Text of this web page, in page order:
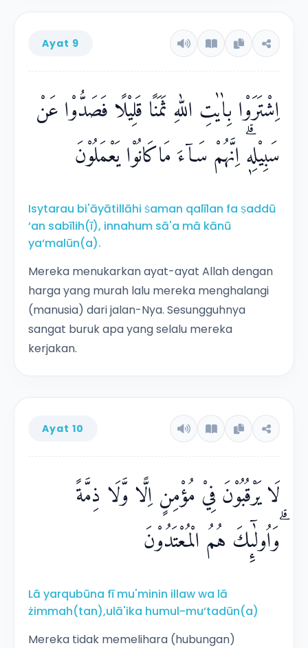
Ayat 9
اِشْتَرَوْا بِاٰيٰتِ اللّٰهِ ثَمَنًا قَلِيْلًا فَصَدُّوْا عَنْ
سَبِيْلِهٖۗ اِنَّهُمْ سَاۤءَ مَاكَانُوْا يَعْمَلُوْنَ
Isytarau bi'āyātillāhi ṡaman qalīlan fa ṣaddū
‘an sabīlih(ī), innahum sā'a mā kānū
ya‘malūn(a).
Mereka menukarkan ayat-ayat Allah dengan
harga yang murah lalu mereka menghalangi
(manusia) dari jalan-Nya. Sesungguhnya
sangat buruk apa yang selalu mereka
kerjakan.
Ayat 10
لَا يَرْقُبُوْنَ فِيْ مُؤْمِنٍ اِلًّا وَّلَا ذِمَّةً
ۗوَاُولٰۤىِٕكَ هُمُ الْمُعْتَدُوْنَ
Lā yarqubūna fī mu'minin illaw wa lā
żimmah(tan),ulā'ika humul-mu‘tadūn(a)
Mereka tidak memelihara (hubungan)